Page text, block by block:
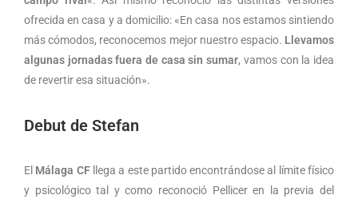
ofrecida en casa y a domicilio: «En casa nos estamos sintiendo
más cómodos, reconocemos mejor nuestro espacio. Llevamos
algunas jornadas fuera de casa sin sumar, vamos con la idea
de revertir esa situación».
Debut de Stefan
El Málaga CFllega a este partido encontrándose al límite físico
y psicológico tal y como reconoció Pellicer en la previa del